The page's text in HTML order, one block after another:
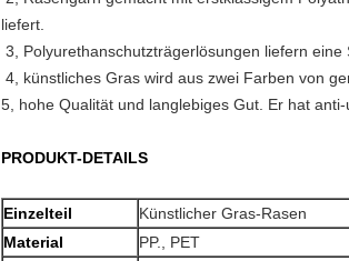
liefert.
3, Polyurethanschutzträgerlösungen liefern
4, künstliches Gras wird aus zwei Farben von
5, hohe Qualität und langlebiges Gut. Er hat
PRODUKT-DETAILS
Einzelteil
Künstlicher Gras-Rasen
Material
PP., PET